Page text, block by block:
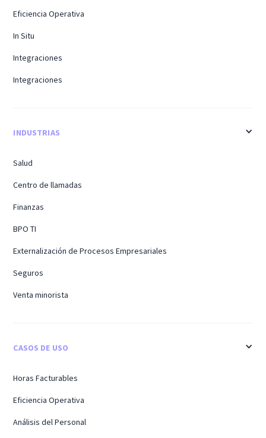
Eficiencia Operativa
In Situ
Integraciones
Integraciones
INDUSTRIAS
Salud
Centro de llamadas
Finanzas
BPO TI
Externalización de Procesos Empresariales
Seguros
Venta minorista
CASOS DE USO
Horas Facturables
Eficiencia Operativa
Análisis del Personal